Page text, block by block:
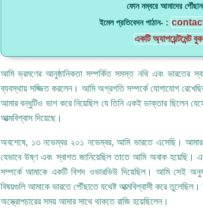
ফোন নম্বরে আমাদের
ইমেল প্রতিবেদন পাঠান- :
একটি অ্যাপয়েন্টমেন্ট
আমি ভ্রমণের আনুষ্ঠানিকতা সম্পর্কিত সমস্ত নথি এবং ভারতের
ব্যবস্থায় সজ্জিত করলেন। আমি অগ্রগতি সম্পর্কে যোগাযোগ
আমার বন্ধুটিও ভাগ করে নিয়েছিল যে তিনি একই ডাক্তার ছিলেন
আত্মবিশ্বাস দিয়েছে।
অবশেষে, ১৩ নভেম্বর ২০১ নভেম্বর, আমি ভারতে এসেছি।
যেভাবে উষ্ণ এবং স্বাগত জানিয়েছিল তাতে আমি অবাক হয়েছি।
সম্পর্কে আমাকে একটি বিশদ ওভারভিউ দিয়েছিল। আমি সেই
বিষয়গুলি আমাকে ভারতে পৌঁছাতে যথেষ্ট আত্মবিশ্বাসী করে
অস্ত্রোপচারের সময় আমার সাথে থাকতে রাজি হয়েছিলেন।